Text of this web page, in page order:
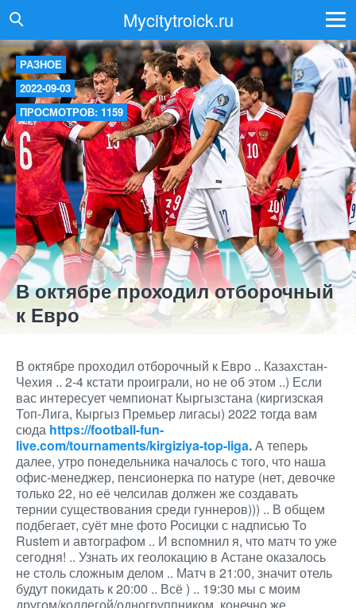
Mycitytroick.ru
РАЗНОЕ
2022-09-03
ПРОСМОТРОВ: 1159
В октябре проходил отборочный
к Евро
В октябре проходил отборочный к Евро .. Казахстан-
Чехия .. 2-4 кстати проиграли, но не об этом ..) Если
вас интересует чемпионат Кыргызстана (киргизская
Топ-Лига, Кыргыз Премьер лигасы) 2022 тогда вам
сюда https://football-fun-
live.com/tournaments/kirgiziya-top-liga.А теперь
далее, утро понедельника началось с того, что наша
офис-менеджер, пенсионерка по натуре (нет, девочке
только 22, но её челсилав должен же создавать
тернии существования среди гуннеров))) .. В общем
подбегает, суёт мне фото Росицки с надписью To
Rustem и автографом .. И вспомнил я, что матч то уже
сегодня! .. Узнать их геолокацию в Астане оказалось
не столь сложным делом .. Матч в 21:00, значит отель
будут покидать к 20:00 .. Всё ) .. 19:30 мы с моим